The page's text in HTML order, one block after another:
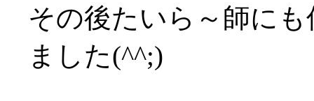
その後たいら～師に
ました(^^;)